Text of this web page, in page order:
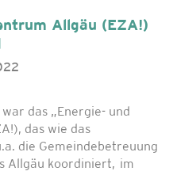
Allgäu (EZA!)
das „Energie- und
das wie das
die Gemeindebetreuung
Allgäu koordiniert, im